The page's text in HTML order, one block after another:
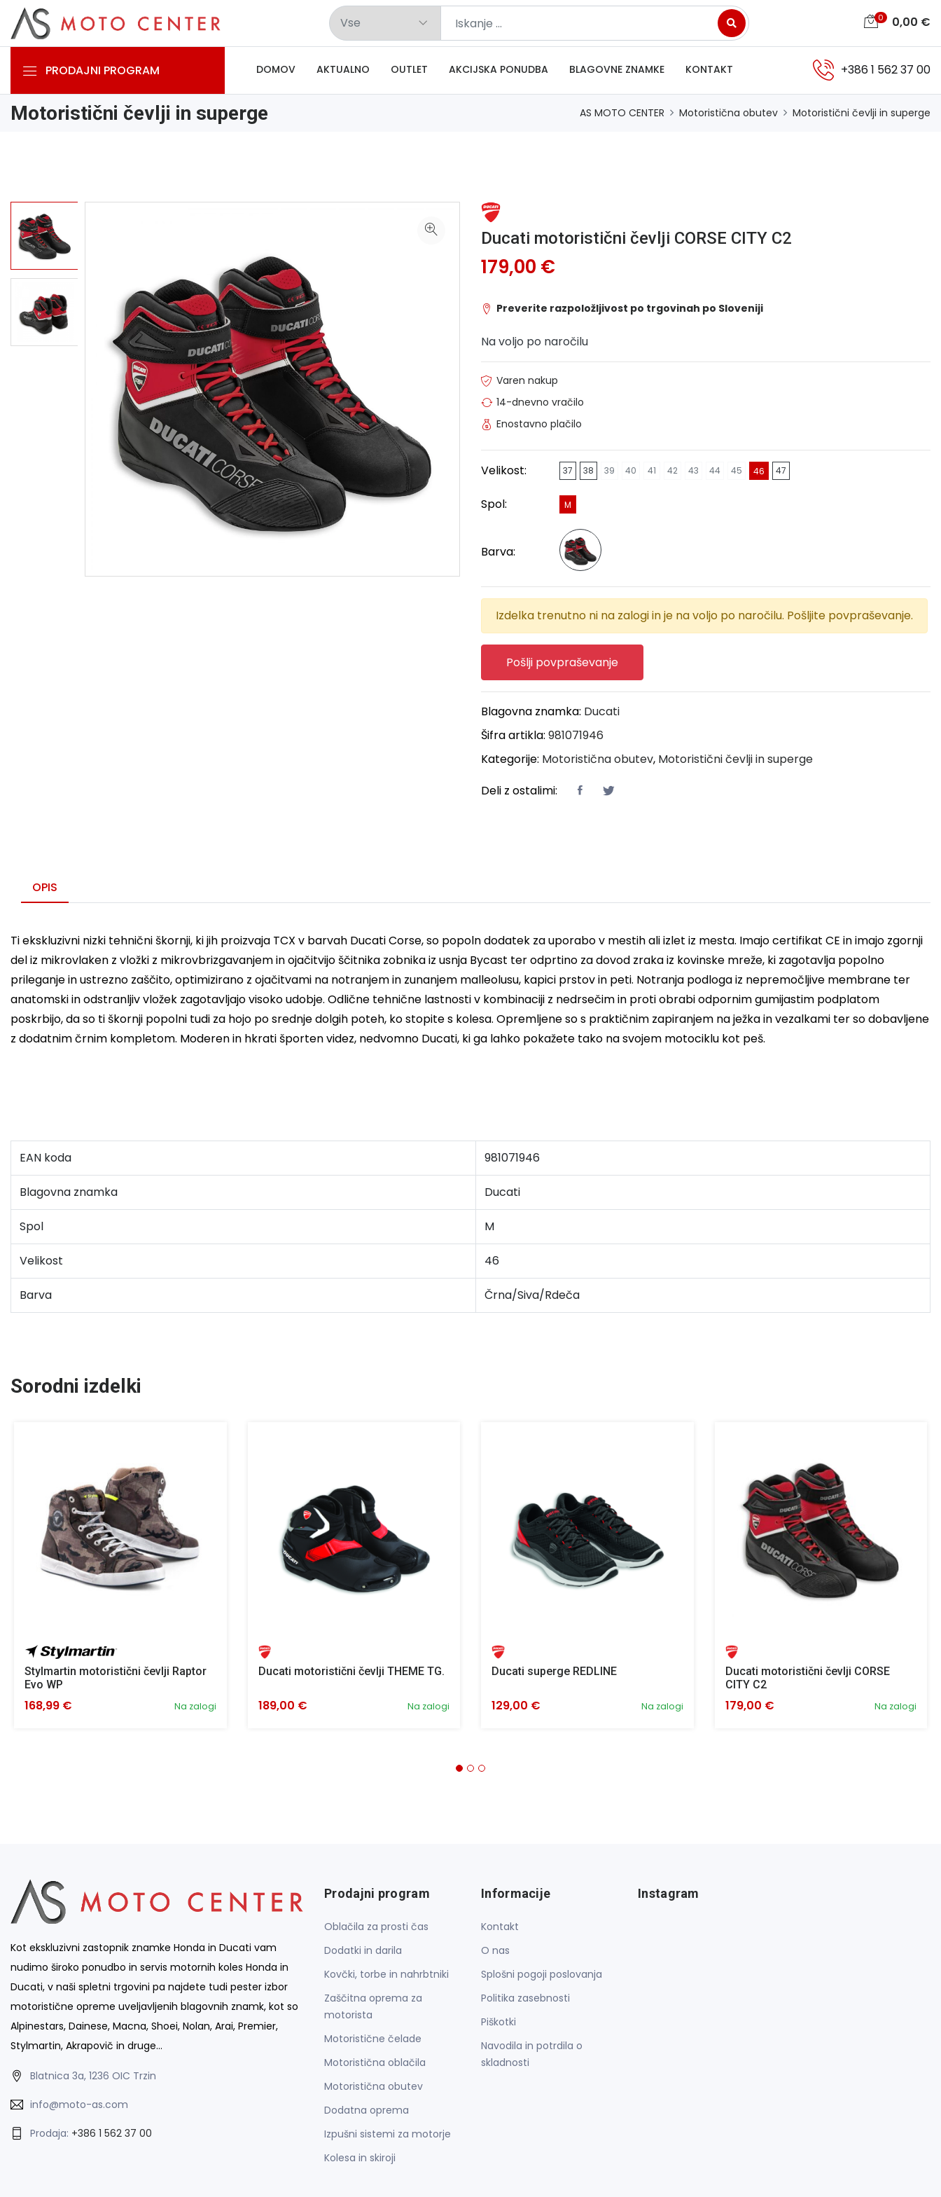
0 0,00 €
PRODAJNI PROGRAM DOMOV AKTUALNO OUTLET AKCIJSKA PONUDBA BLAGOVNE ZNAMKE KONTAKT +386 1 562 37 00
Motoristični čevlji in superge AS MOTO CENTER Motoristična obutev Motoristični čevlji in superge
Ducati motoristični čevlji CORSE CITY C2
179,00 €
Preverite razpoložljivost po trgovinah po Sloveniji
Na voljo po naročilu
Varen nakup
14-dnevno vračilo
Enostavno plačilo
Velikost: 37 38 39 40 41 42 43 44 45 46 47
Spol: M
Barva:
Izdelka trenutno ni na zalogi in je na voljo po naročilu. Pošljite povpraševanje.
Pošlji povpraševanje
Blagovna znamka: Ducati
Šifra artikla: 981071946
Kategorije: Motoristična obutev, Motoristični čevlji in superge
Deli z ostalimi:
OPIS
Ti ekskluzivni nizki tehnični škornji, ki jih proizvaja TCX v barvah Ducati Corse, so popoln dodatek za uporabo v mestih ali izlet iz mesta. Imajo certifikat CE in imajo zgornji
del iz mikrovlaken z vložki z mikrovbrizgavanjem in ojačitvijo ščitnika zobnika iz usnja Bycast ter odprtino za dovod zraka iz kovinske mreže, ki zagotavlja popolno
prileganje in ustrezno zaščito, optimizirano z ojačitvami na notranjem in zunanjem malleolusu, kapici prstov in peti. Notranja podloga iz nepremočljive membrane ter
anatomski in odstranljiv vložek zagotavljajo visoko udobje. Odlične tehnične lastnosti v kombinaciji z nedrsečim in proti obrabi odpornim gumijastim podplatom
poskrbijo, da so ti škornji popolni tudi za hojo po srednje dolgih poteh, ko stopite s kolesa. Opremljene so s praktičnim zapiranjem na ježka in vezalkami ter so dobavljene
z dodatnim črnim kompletom. Moderen in hkrati športen videz, nedvomno Ducati, ki ga lahko pokažete tako na svojem motociklu kot peš.
EAN koda 981071946
Blagovna znamka Ducati
Spol M
Velikost 46
Barva Črna/Siva/Rdeča
Sorodni izdelki
Stylmartin motoristični čevlji Raptor
Evo WP
Na zalogi
168,99 €
Ducati motoristični čevlji THEME TG.
Na zalogi
189,00 €
Ducati superge REDLINE
Na zalogi
129,00 €
Ducati motoristični čevlji CORSE
CITY C2
Na zalogi
179,00 €
Kot ekskluzivni zastopnik znamke Honda in Ducati vam
nudimo široko ponudbo in servis motornih koles Honda in
Ducati, v naši spletni trgovini pa najdete tudi pester izbor
motoristične opreme uveljavljenih blagovnih znamk, kot so
Alpinestars, Dainese, Macna, Shoei, Nolan, Arai, Premier,
Stylmartin, Akrapovič in druge…
Blatnica 3a, 1236 OIC Trzin
info@moto-as.com
Prodaja: +386 1 562 37 00
Prodajni program
Oblačila za prosti čas
Dodatki in darila
Kovčki, torbe in nahrbtniki
Zaščitna oprema za
motorista
Motoristične čelade
Motoristična oblačila
Motoristična obutev
Dodatna oprema
Izpušni sistemi za motorje
Kolesa in skiroji
Informacije
Kontakt
O nas
Splošni pogoji poslovanja
Politika zasebnosti
Piškotki
Navodila in potrdila o
skladnosti
Instagram